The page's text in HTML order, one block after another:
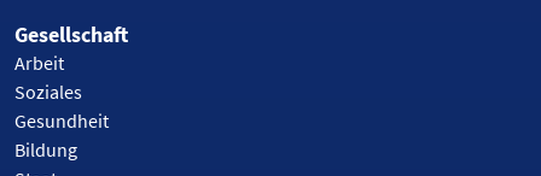
Gesellschaft
Arbeit
Soziales
Gesundheit
Bildung